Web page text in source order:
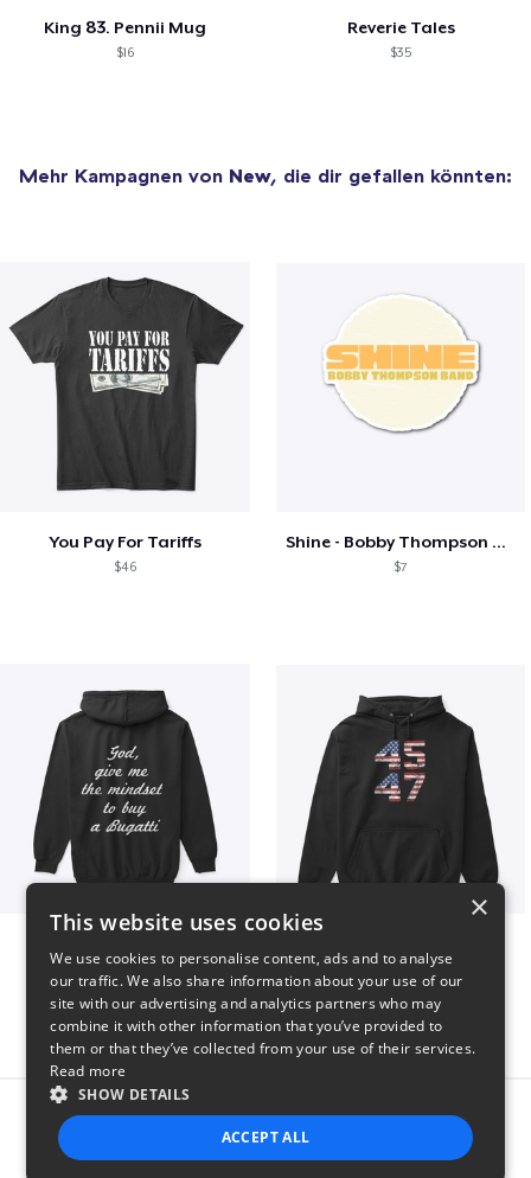
King 83. Pennii Mug
$16
Reverie Tales
$35
Mehr Kampagnen von New, die dir gefallen könnten:
You Pay For Tariffs
$46
Shine - Bobby Thompson Band Merch
$7
Report this product
×
This website uses cookies
We use cookies to personalise content, ads and to analyse
our traffic. We also share information about your use of our
site with our advertising and analytics partners who may
combine it with other information that you’ve provided to
them or that they’ve collected from your use of their services.
Read more
SHOW DETAILS
ACCEPT ALL